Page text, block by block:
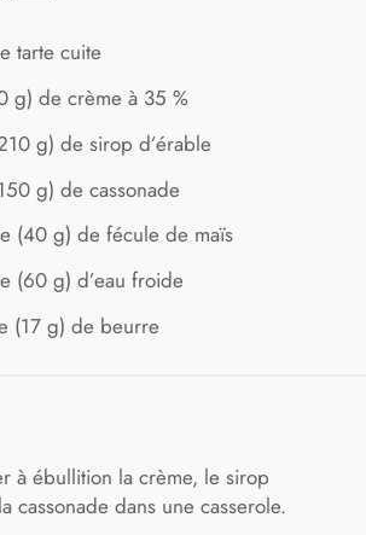
tarte cuite
g) de crème à 35 %
g) de sirop d’érable
g) de cassonade
(40 g) de fécule de maïs
(60 g) d’eau froide
(17 g) de beurre
à ébullition la crème, le sirop
cassonade dans une casserole.